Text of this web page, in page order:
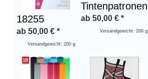
18255
ab 50,00 € *
Versandgewicht: 200 g
Tintenpatronen
ab 50,00 € *
Versandgewicht: 200 g